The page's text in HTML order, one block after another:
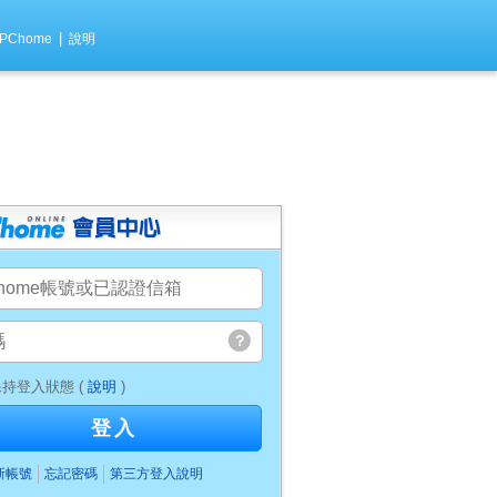
說明
登入狀態 ( 說明 )
登入
帳號 忘記密碼 第三方登入說明